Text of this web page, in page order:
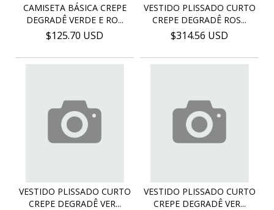
CAMISETA BÁSICA CREPE
DEGRADÊ VERDE E RO...
$125.70 USD
VESTIDO PLISSADO CURTO
CREPE DEGRADÊ ROS...
$314.56 USD
VESTIDO PLISSADO CURTO
CREPE DEGRADÊ VER...
VESTIDO PLISSADO CURTO
CREPE DEGRADÊ VER...